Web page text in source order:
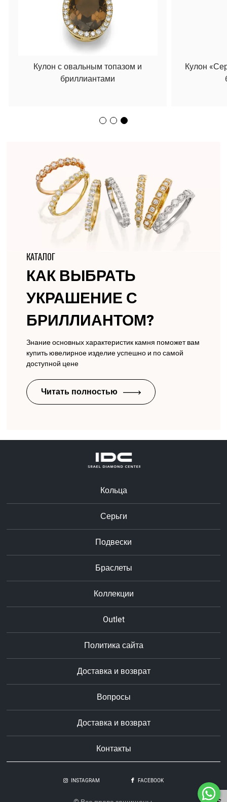
КАТАЛОГ
КАК ВЫБРАТЬ
УКРАШЕНИЕ С
БРИЛЛИАНТОМ?
Знание основных характеристик камня поможет вам
купить ювелирное изделие успешно и по самой
доступной цене
Читать полностью
Кулон
Кулон с овальным топазом и
бриллиантами
Кольца
Серьги
Подвески
Браслеты
Коллекции
Outlet
Политика сайта
Доставка и возврат
Вопросы
Доставка и возврат
Контакты
INSTAGRAM FACEBOOK